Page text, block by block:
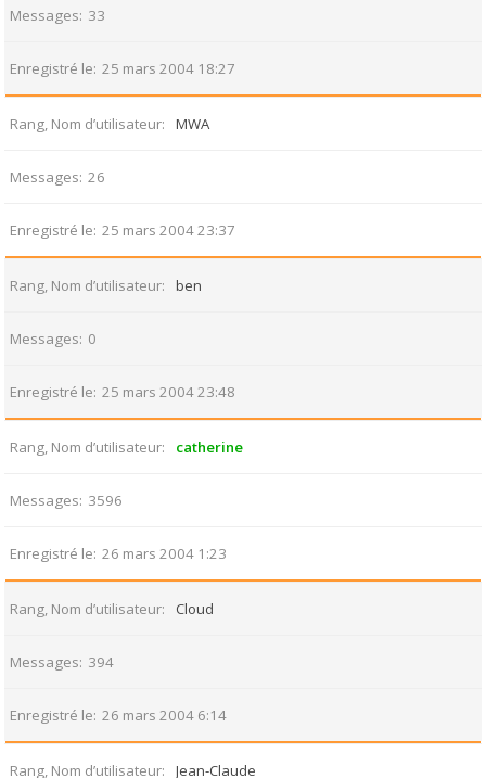
Messages 33
Enregistré le 25 mars 2004 18:27
Rang, Nom d’utilisateur MWA
Messages 26
Enregistré le 25 mars 2004 23:37
Rang, Nom d’utilisateur ben
Messages 0
Enregistré le 25 mars 2004 23:48
Rang, Nom d’utilisateur catherine
Messages 3596
Enregistré le 26 mars 2004 1:23
Rang, Nom d’utilisateur Cloud
Messages 394
Enregistré le 26 mars 2004 6:14
Rang, Nom d’utilisateur Jean-Claude